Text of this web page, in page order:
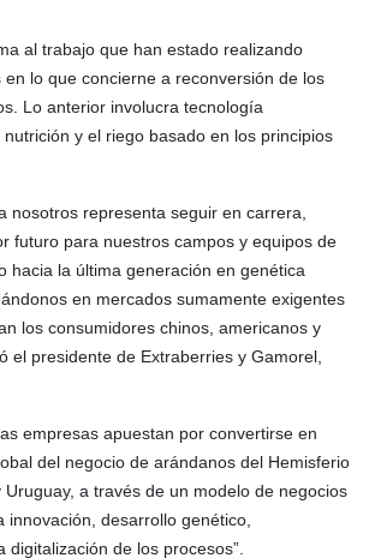
al trabajo que han estado realizando
lo que concierne a reconversión de los
Lo anterior involucra tecnología
y el riego basado en los principios
nosotros representa seguir en carrera,
futuro para nuestros campos y equipos de
hacia la última generación en genética
en mercados sumamente exigentes
los consumidores chinos, americanos y
el presidente de Extraberries y Gamorel,
empresas apuestan por convertirse en
del negocio de arándanos del Hemisferio
Uruguay, a través de un modelo de negocios
innovación, desarrollo genético,
digitalización de los procesos”.